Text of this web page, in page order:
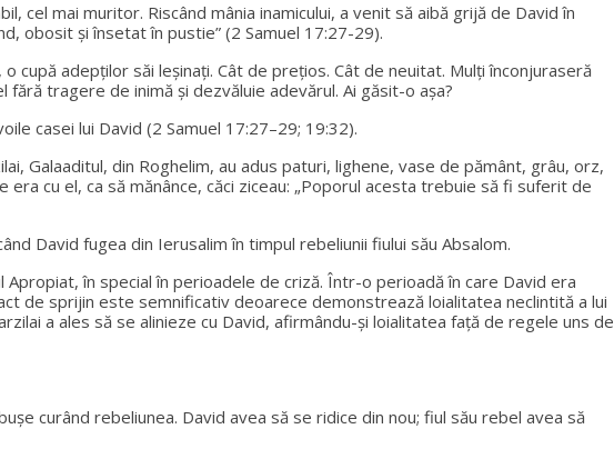
cel mai muritor. Riscând mânia inamicului, a venit să aibă grijă de David în
obosit și însetat în pustie” (2 Samuel 17:27-29).
cupă adepților săi leșinați. Cât de prețios. Cât de neuitat. Mulți înconjuraseră
tragere de inimă și dezvăluie adevărul. Ai găsit-o așa?
casei lui David (2 Samuel 17:27–29; 19:32).
Galaaditul, din Roghelim, au adus paturi, lighene, vase de pământ, grâu, orz,
cu el, ca să mănânce, căci ziceau: „Poporul acesta trebuie să fi suferit de
David fugea din Ierusalim în timpul rebeliunii fiului său Absalom.
în special în perioadele de criză. Într-o perioadă în care David era
de sprijin este semnificativ deoarece demonstrează loialitatea neclintită a lui
a ales să se alinieze cu David, afirmându-și loialitatea față de regele uns de
curând rebeliunea. David avea să se ridice din nou; fiul său rebel avea să